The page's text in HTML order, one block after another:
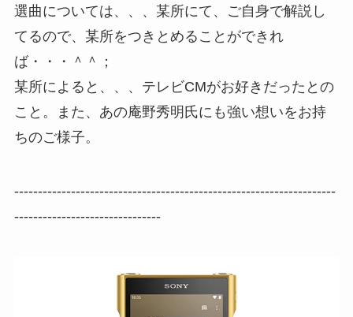
選曲については、、、某所にて、ご自身で解説し
てるので、某所をつきとめることができれ
ば・・・＾＾；
某所によると、、、テレビCMがお好きだったとの
こと。また、あの庵野秀明氏にも強い想いをお持
ちのご様子。
--------------------------------------------------------------------
-------------------------------